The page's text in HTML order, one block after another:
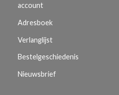
account
Adresboek
Verlanglijst
Bestelgeschiedenis
Nieuwsbrief